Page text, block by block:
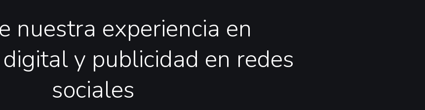
nuestra experiencia en
digital y publicidad en redes
sociales